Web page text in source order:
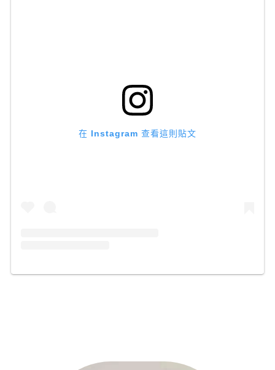
在 Instagram 查看這則貼文